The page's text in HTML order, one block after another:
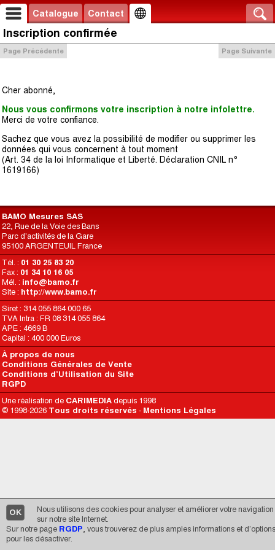
OK
Nous utilisons des cookies pour analyser et améliorer votre navigation
sur notre site Internet.
Sur notre page RGDP, vous trouverez de plus amples informations et d’options
pour les désactiver.
Catalogue Contact
Inscription confirmée
Page Suivante
Page Précédente
Cher abonné,
Nous vous confirmons votre inscription à notre infolettre.
Merci de votre confiance.
Sachez que vous avez la possibilité de modifier ou supprimer les
données qui vous concernent à tout moment
(Art. 34 de la loi Informatique et Liberté. Déclaration CNIL n°
1619166)
BAMO Mesures SAS
22, Rue de la Voie des Bans
Parc d'activités de la Gare
95100 ARGENTEUIL France
Tél. : 01 30 25 83 20
Fax : 01 34 10 16 05
Mél. : info@bamo.fr
Site : http://www.bamo.fr
Siret : 314 055 864 000 65
TVA Intra : FR 08 314 055 864
APE : 4669 B
Capital : 400 000 Euros
À propos de nous
Conditions Générales de Vente
Conditions d’Utilisation du Site
RGPD
Une réalisation de CARIMEDIA depuis 1998
© 1998-2026 Tous droits réservés - Mentions Légales